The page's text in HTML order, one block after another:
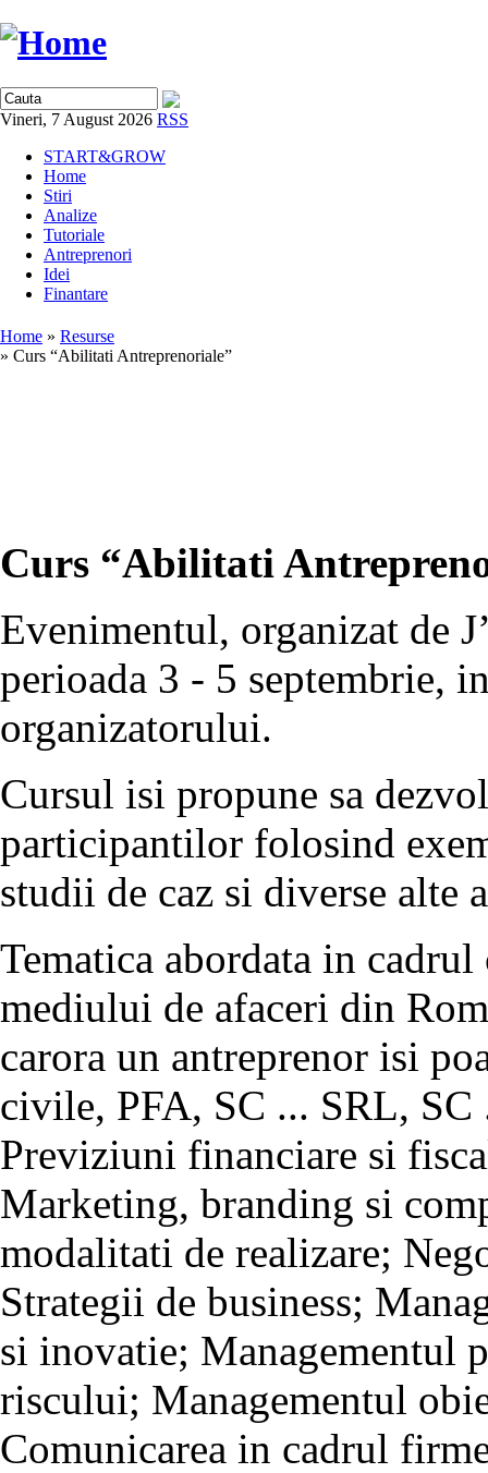
Vineri, 7 August 2026 RSS
START&GROW
Home
Stiri
Analize
Tutoriale
Antreprenori
Idei
Finantare
Home » Resurse
» Curs “Abilitati Antreprenoriale”
Curs “Abilitati
Evenimentul, organizat de
perioada 3 - 5 septembrie,
organizatorului.
Cursul isi propune sa
participantilor folosind
studii de caz si diverse alte
Tematica abordata in
mediului de afaceri din
carora un antreprenor isi
civile, PFA, SC ... SRL, SC
Previziuni financiare si
Marketing, branding si
modalitati de realizare;
Strategii de business;
si inovatie; Managementul
riscului; Managementul
Comunicarea in cadrul